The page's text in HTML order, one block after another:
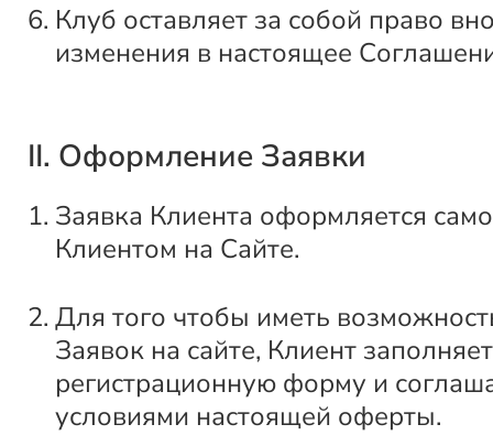
Клуб оставляет за собой право
изменения в настоящее
II. Оформление Заявки
Заявка Клиента оформляется
Клиентом на Сайте.
Для того чтобы иметь
Заявок на сайте, Клиент заполняет
регистрационную форму и
условиями настоящей оферты.